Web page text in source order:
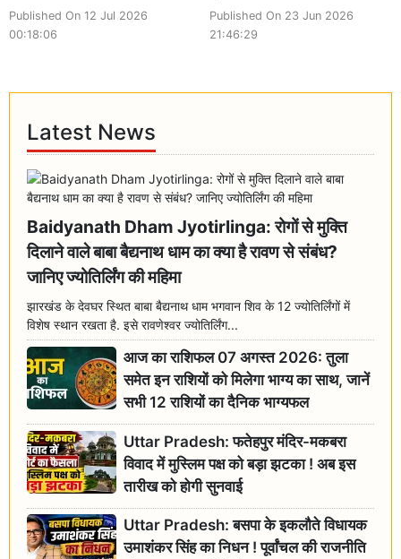
Published On 12 Jul 2026
00:18:06
Published On 23 Jun 2026
21:46:29
Latest News
Baidyanath Dham Jyotirlinga: रोगों से मुक्ति
दिलाने वाले बाबा बैद्यनाथ धाम का क्या है रावण से संबंध?
जानिए ज्योतिर्लिंग की महिमा
झारखंड के देवघर स्थित बाबा बैद्यनाथ धाम भगवान शिव के 12 ज्योतिर्लिंगों में
विशेष स्थान रखता है. इसे रावणेश्वर ज्योतिर्लिंग...
आज का राशिफल 07 अगस्त 2026: तुला
समेत इन राशियों को मिलेगा भाग्य का साथ, जानें
सभी 12 राशियों का दैनिक भाग्यफल
Uttar Pradesh: फतेहपुर मंदिर-मकबरा
विवाद में मुस्लिम पक्ष को बड़ा झटका ! अब इस
तारीख को होगी सुनवाई
Uttar Pradesh: बसपा के इकलौते विधायक
उमाशंकर सिंह का निधन ! पूर्वांचल की राजनीति